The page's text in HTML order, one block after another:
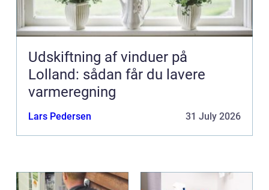
Udskiftning af vinduer på
Lolland: sådan får du lavere
varmeregning
Lars Pedersen 31 July 2026